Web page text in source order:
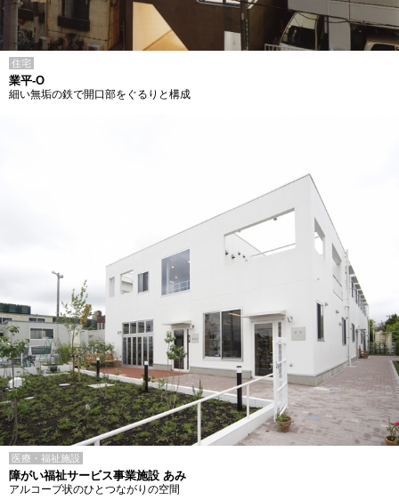
住宅
業平-O
細い無垢の鉄で開口部をぐるりと構成
医療・福祉施設
障がい福祉サービス事業施設 あみ
アルコーブ状のひとつながりの空間